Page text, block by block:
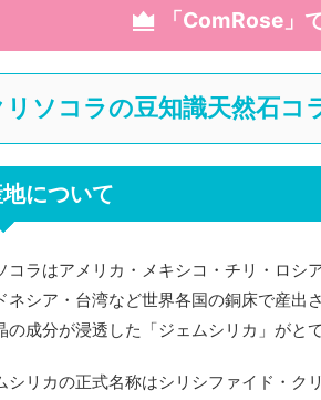
「ComRose」
リソコラの豆知識天然石コ
について
コラはアメリカ・メキシコ・チリ・ロシ
ネシア・台湾など世界各国の銅床で産出
の成分が浸透した「ジェムシリカ」がと
シリカの正式名称はシリシファイド・ク